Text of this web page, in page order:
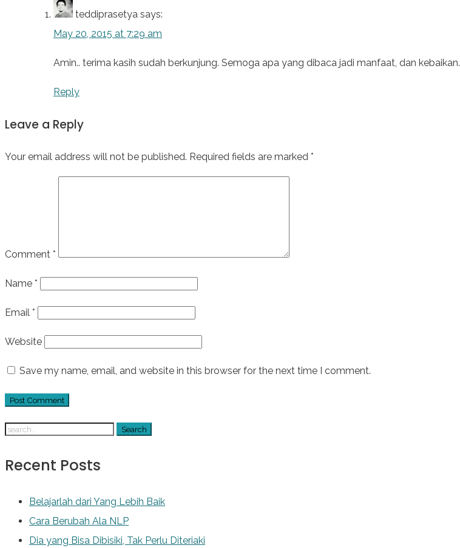
teddiprasetya says:
May 20, 2015 at 7:29 am
Amin.. terima kasih sudah berkunjung. Semoga apa yang dibaca jadi manfaat, dan kebaikan.
Reply
Leave a Reply
Your email address will not be published. Required fields are marked *
Comment *
Name *
Email *
Website
Save my name, email, and website in this browser for the next time I comment.
Recent Posts
Belajarlah dari Yang Lebih Baik
Cara Berubah Ala NLP
Dia yang Bisa Dibisiki, Tak Perlu Diteriaki